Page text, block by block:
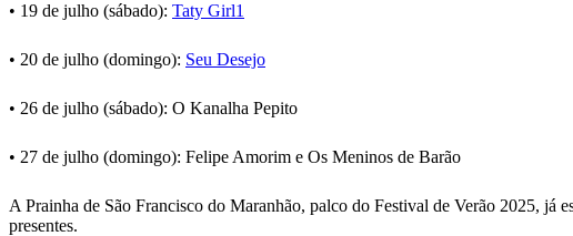
• 19 de julho (sábado): Taty Girl1
• 20 de julho (domingo): Seu Desejo
• 26 de julho (sábado): O Kanalha Pepito
• 27 de julho (domingo): Felipe Amorim e Os Meninos de Barão
A Prainha de São Francisco do Maranhão, palco do Festival de Verão 2025, já
presentes.